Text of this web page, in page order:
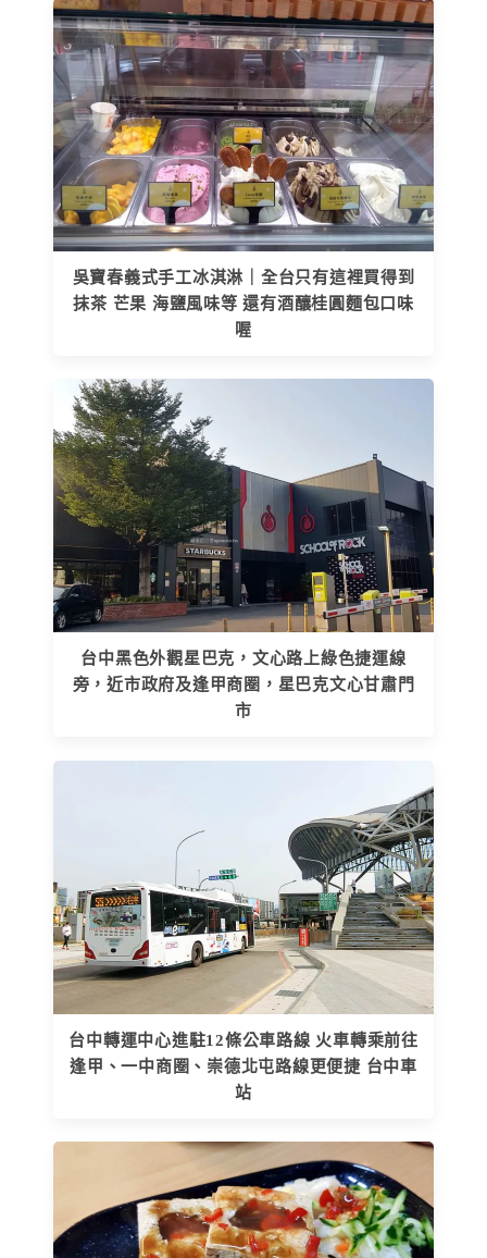
吳寶春義式手工冰淇淋｜全台只有這裡買得到
抹茶 芒果 海鹽風味等 還有酒釀桂圓麵包口味
喔
台中黑色外觀星巴克，文心路上綠色捷運線
旁，近市政府及逢甲商圈，星巴克文心甘肅門
市
台中轉運中心進駐12條公車路線 火車轉乘前往
逢甲、一中商圈、崇德北屯路線更便捷 台中車
站